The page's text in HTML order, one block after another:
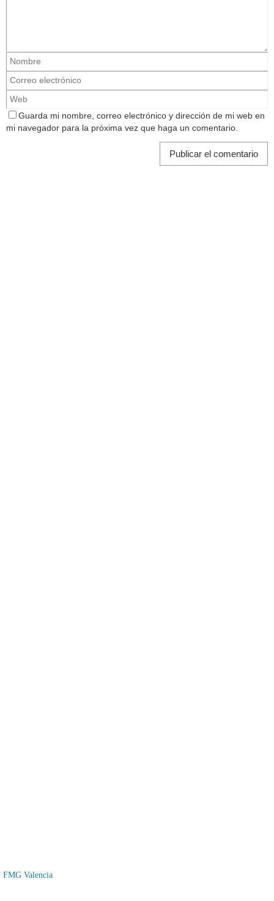
Guarda mi nombre, correo electrónico y dirección de mi web en
mi navegador para la próxima vez que haga un comentario.
FMG Valencia